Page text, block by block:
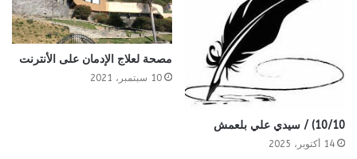
10/10) / سيدي علي بلعمش
14 أكتوبر، 2025
مصحة لعلاج الإدمان على الأنترنت
10 سبتمبر، 2021